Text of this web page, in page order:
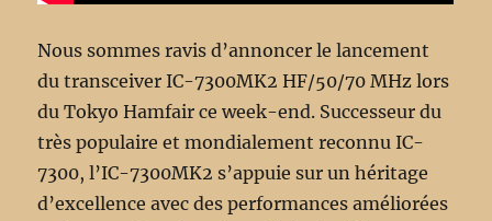
Nous sommes ravis d’annoncer le lancement
du transceiver IC-7300MK2 HF/50/70 MHz lors
du Tokyo Hamfair ce week-end. Successeur du
très populaire et mondialement reconnu IC-
7300, l’IC-7300MK2 s’appuie sur un héritage
d’excellence avec des performances améliorées